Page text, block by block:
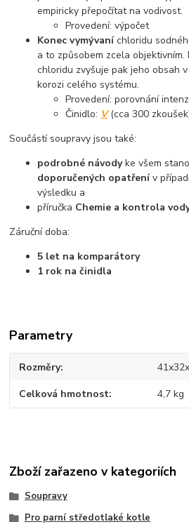
empiricky přepočítat na vodivost.
Provedení: výpočet
Konec vymývaníchloridu
a to způsobem zcela
chloridu zvyšuje pak jeho obsah
korozi celého systému.
Provedení: porovnání
Činidlo: V(cca 300
Součástí soupravy jsou také:
podrobné návodyke všem
doporučených opatřenív
výsledku a
příručka Chemie a kontrola
Záruční doba:
5 let na komparátory
1 rok na činidla
Parametry
Rozměry
Celková hmotnost 4,7 kg
Zboží zařazeno v kategoriích
Soupravy
Pro parní středotlaké kotle